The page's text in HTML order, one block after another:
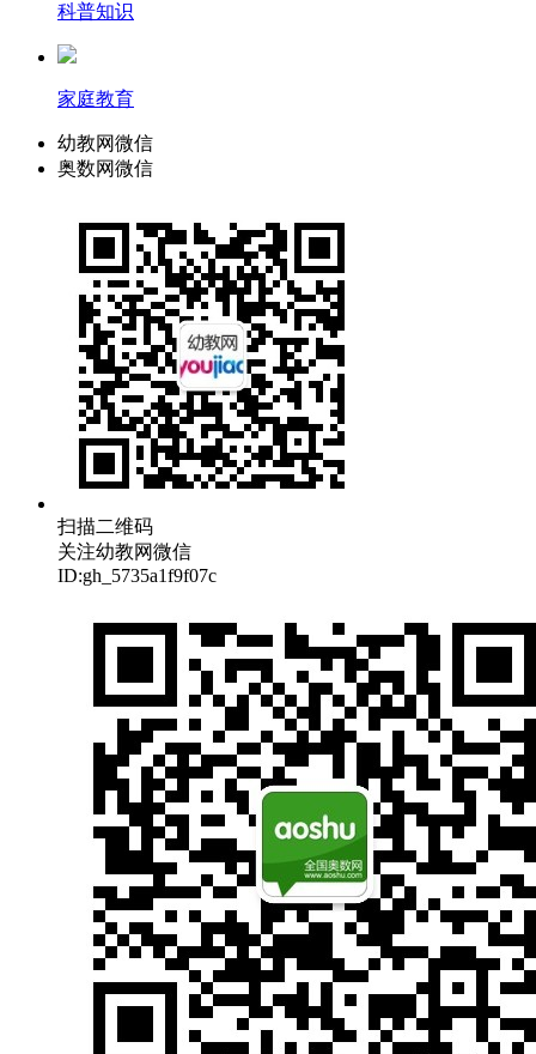
科普知识
家庭教育
幼教网微信
奥数网微信
扫描二维码
关注幼教网微信
ID:gh_5735a1f9f07c